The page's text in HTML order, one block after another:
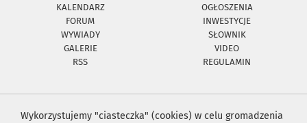
KALENDARZ
OGŁOSZENIA
FORUM
INWESTYCJE
WYWIADY
SŁOWNIK
GALERIE
VIDEO
RSS
REGULAMIN
Wykorzystujemy "ciasteczka" (cookies) w celu gromadzenia